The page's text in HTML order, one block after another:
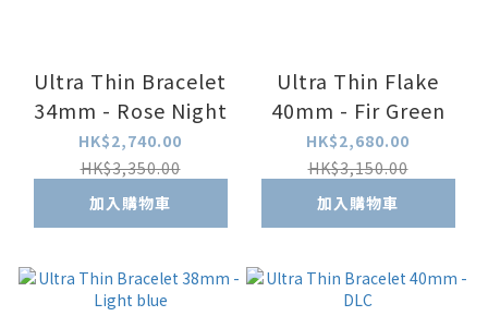
Ultra Thin Bracelet
34mm - Rose Night
HK$2,740.00
HK$3,350.00
加入購物車
Ultra Thin Flake
40mm - Fir Green
HK$2,680.00
HK$3,150.00
加入購物車